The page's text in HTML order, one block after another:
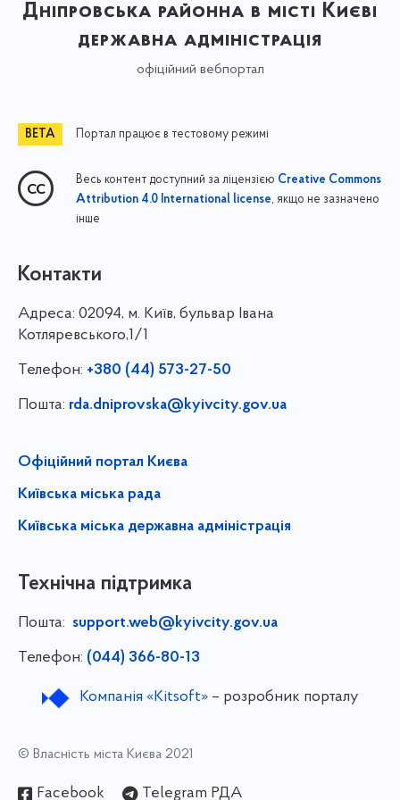
Дніпровська районна в місті Києві
державна адміністрація
офіційний вебпортал
Портал працює в тестовому режимі
Весь контент доступний за ліцензією Creative Commons
Attribution 4.0 International license, якщо не зазначено
інше
Контакти
Адреса: 02094, м. Київ, бульвар Івана
Котляревського,1/1
Телефон: +380 (44) 573-27-50
Пошта: rda.dniprovska@kyivcity.gov.ua
Офіційний портал Києва
Київська міська рада
Київська міська державна адміністрація
Технічна підтримка
Пошта: support.web@kyivcity.gov.ua
Телефон: (044) 366-80-13
Компанія «Kitsoft»– розробник порталу
© Власність міста Києва 2021
Facebook Telegram РДА